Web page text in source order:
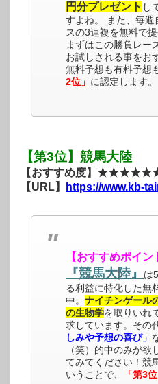
円分プレゼント し
すよね。 また、毎週
スの3連複を無料で
まずはこの勝負レー
お試しされる事をお
無料予想も有料予想
2位」 に認定します。
【第3位】競馬大陸
【おすすめ度】
【URL】
https://www.kb-
【おすすめポイン
『競馬大陸』
は
る利益に特化した無
中。 ナイチンゲール
の生物学を取りいれ
求しています。その
しみや予想の喜び」
（笑）的中のみが欲
てみてください！競
いうことで、
「第3位